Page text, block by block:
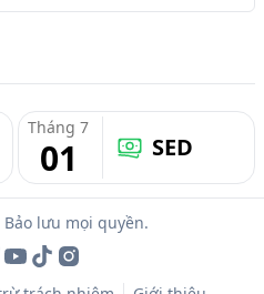
Tháng 7
01 SED
Bảo lưu mọi quyền.